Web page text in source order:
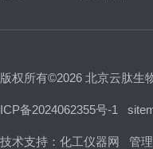
版权所有©2026 北京云肽生
ICP备2024062355号-1
技术支持： 化工仪器网 管